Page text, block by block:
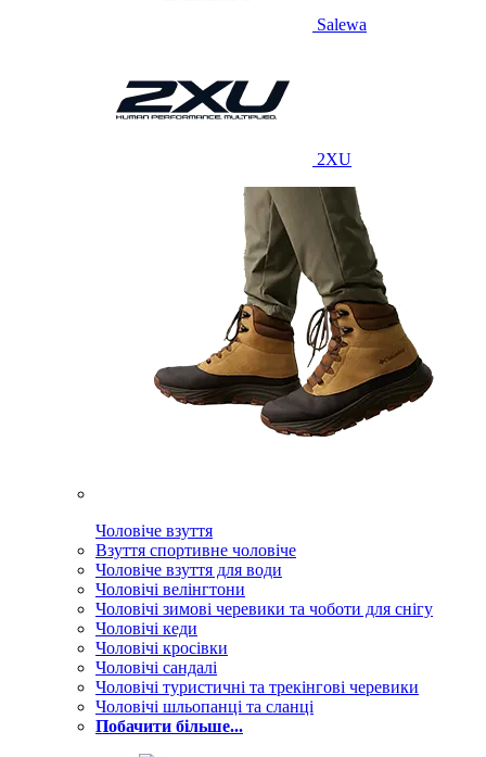
Salewa
2XU
Чоловіче взуття
Взуття спортивне чоловіче
Чоловіче взуття для води
Чоловічі велінгтони
Чоловічі зимові черевики та чоботи для снігу
Чоловічі кеди
Чоловічі кросівки
Чоловічі сандалі
Чоловічі туристичні та трекінгові черевики
Чоловічі шльопанці та сланці
Побачити більше...